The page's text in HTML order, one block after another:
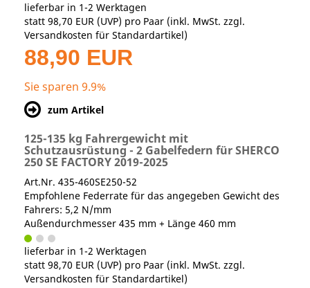
lieferbar in 1-2 Werktagen
statt 98,70 EUR (UVP) pro Paar (inkl. MwSt. zzgl.
Versandkosten für Standardartikel)
88,90 EUR
Sie sparen 9.9%
zum Artikel
125-135 kg Fahrergewicht mit
Schutzausrüstung - 2 Gabelfedern für SHERCO
250 SE FACTORY 2019-2025
Art.Nr. 435-460SE250-52
Empfohlene Federrate für das angegeben Gewicht des
Fahrers: 5,2 N/mm
Außendurchmesser 435 mm + Länge 460 mm
lieferbar in 1-2 Werktagen
statt 98,70 EUR (UVP) pro Paar (inkl. MwSt. zzgl.
Versandkosten für Standardartikel)